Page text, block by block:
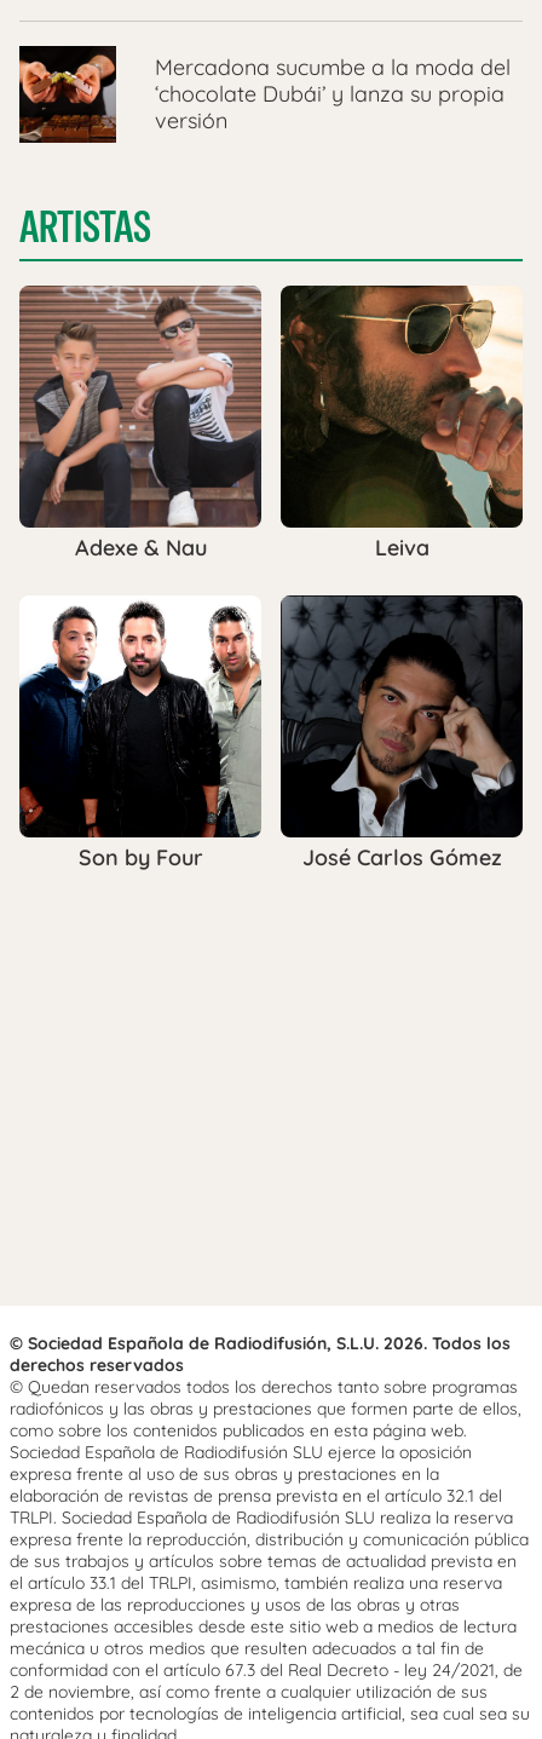
Mercadona sucumbe a la moda del
‘chocolate Dubái’ y lanza su propia
versión
ARTISTAS
Adexe & Nau Leiva
Son by Four José Carlos Gómez
© Sociedad Española de Radiodifusión, S.L.U. 2026. Todos los
derechos reservados
© Quedan reservados todos los derechos tanto sobre programas
radiofónicos y las obras y prestaciones que formen parte de ellos,
como sobre los contenidos publicados en esta página web.
Sociedad Española de Radiodifusión SLU ejerce la oposición
expresa frente al uso de sus obras y prestaciones en la
elaboración de revistas de prensa prevista en el artículo 32.1 del
TRLPI. Sociedad Española de Radiodifusión SLU realiza la reserva
expresa frente la reproducción, distribución y comunicación pública
de sus trabajos y artículos sobre temas de actualidad prevista en
el artículo 33.1 del TRLPI, asimismo, también realiza una reserva
expresa de las reproducciones y usos de las obras y otras
prestaciones accesibles desde este sitio web a medios de lectura
mecánica u otros medios que resulten adecuados a tal fin de
conformidad con el artículo 67.3 del Real Decreto - ley 24/2021, de
2 de noviembre, así como frente a cualquier utilización de sus
contenidos por tecnologías de inteligencia artificial, sea cual sea su